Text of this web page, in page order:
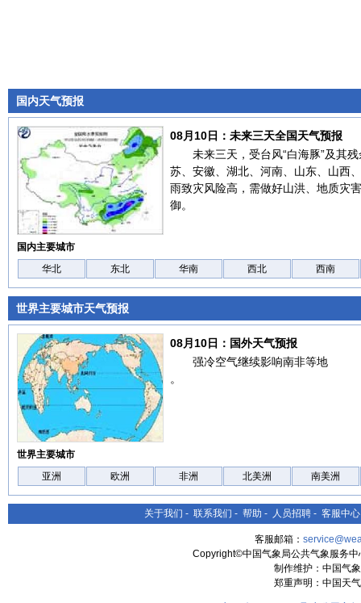
国内天气预报
08月10日：未来三天全国天气预报
未来三天，受台风“白海豚”及其
苏、安徽、湖北、河南、山东、山西
雨致灾风险高，需做好山洪、地质灾
御。
国内主要城市
华北
东北 华南 西北 西南
世界主要城市天气预报
08月10日：国外天气预报
强冷空气继续影响南非等地
。
世界主要城市
亚洲
欧洲 非洲 北美洲 南美洲
关于我们 - 联系我们 - 帮助 - 人员招聘 - 客服中心
客服邮箱：
Copyright©中国气象局公共气象服务
制作维护：中国气
郑重声明：中国天